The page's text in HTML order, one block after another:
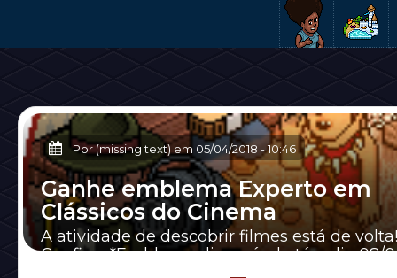
Por (missing text) em 05/04/2018 -10:46
Ganhe emblema Experto em
Clássicos do Cinema
A atividade de descobrir filmes está de volta!
Confira... *Emblema disponível até o dia 08/